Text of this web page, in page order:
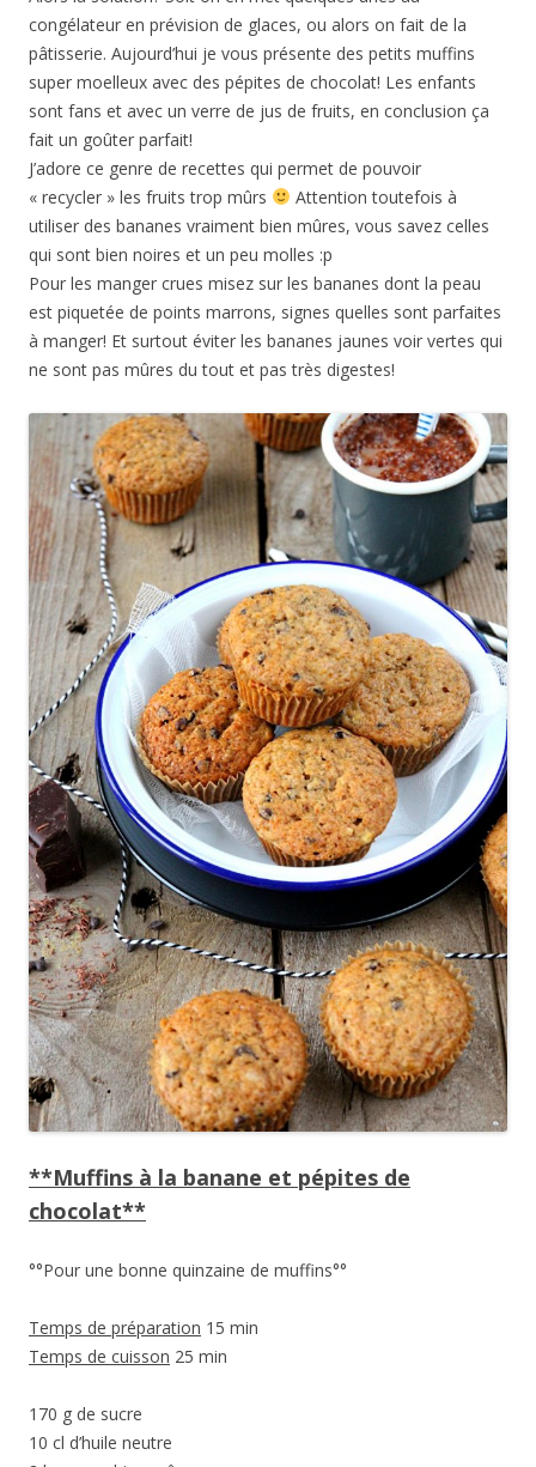
congélateur en prévision de glaces, ou alors on fait de la
pâtisserie. Aujourd’hui je vous présente des petits muffins
super moelleux avec des pépites de chocolat! Les enfants
sont fans et avec un verre de jus de fruits, en conclusion ça
fait un goûter parfait!
J’adore ce genre de recettes qui permet de pouvoir
« recycler » les fruits trop mûrs
Attention toutefois à
utiliser des bananes vraiment bien mûres, vous savez celles
qui sont bien noires et un peu molles :p
Pour les manger crues misez sur les bananes dont la peau
est piquetée de points marrons, signes quelles sont parfaites
à manger! Et surtout éviter les bananes jaunes voir vertes qui
ne sont pas mûres du tout et pas très digestes!
**Muffins à la banane et pépites de
chocolat**
°°Pour une bonne quinzaine de muffins°°
Temps de préparation 15 min
Temps de cuisson 25 min
170 g de sucre
10 cl d’huile neutre